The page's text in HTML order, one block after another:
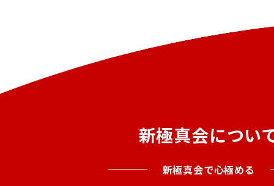
新極真会につい
新極真会で心極める